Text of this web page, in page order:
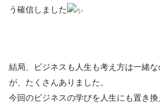
う確信しました
結局、ビジネスも人生も考え方は一緒
が、たくさんありました。
今回のビジネスの学びを人生にも置き